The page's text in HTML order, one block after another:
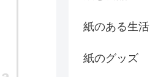
紙のある生活
紙のグッズ